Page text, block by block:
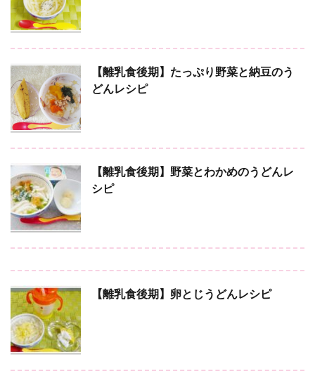
【離乳食後期】たっぷり野菜と納豆のう
どんレシピ
【離乳食後期】野菜とわかめのうどんレ
シピ
【離乳食後期】卵とじうどんレシピ